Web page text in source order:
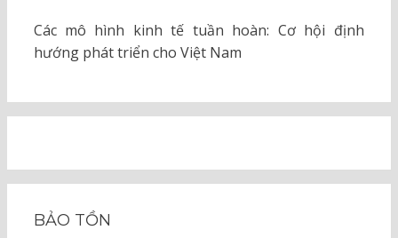
Các mô hình kinh tế tuần hoàn: Cơ hội định
hướng phát triển cho Việt Nam
BẢO TỒN